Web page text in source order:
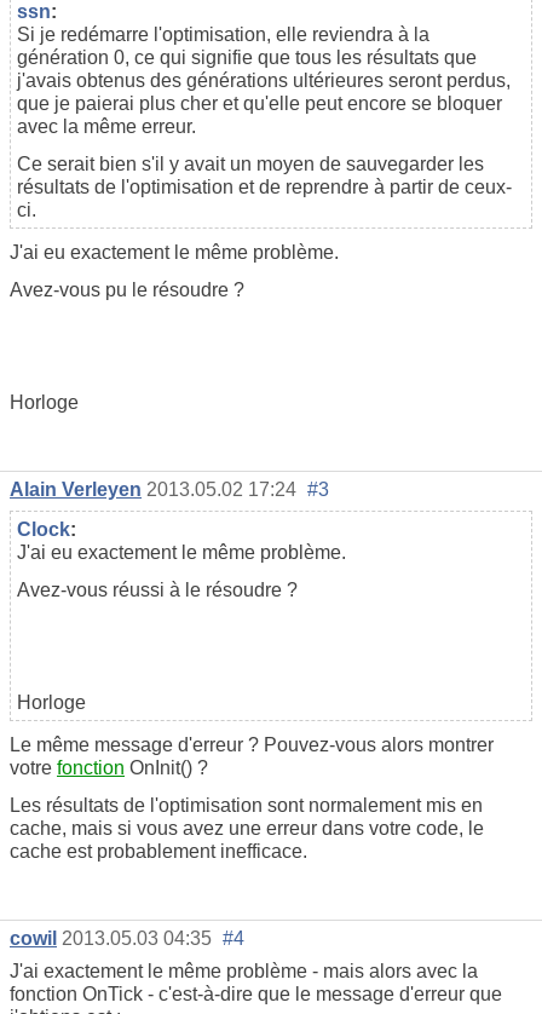
ssn:
Si je redémarre l'optimisation, elle reviendra à la
génération 0, ce qui signifie que tous les résultats que
j'avais obtenus des générations ultérieures seront perdus,
que je paierai plus cher et qu'elle peut encore se bloquer
avec la même erreur.
Ce serait bien s'il y avait un moyen de sauvegarder les
résultats de l'optimisation et de reprendre à partir de ceux-
ci.
J'ai eu exactement le même problème.
Avez-vous pu le résoudre ?
Horloge
Alain Verleyen 2013.05.02 17:24 #3
Clock:
J'ai eu exactement le même problème.
Avez-vous réussi à le résoudre ?
Horloge
Le même message d'erreur ? Pouvez-vous alors montrer
votre fonction OnInit() ?
Les résultats de l'optimisation sont normalement mis en
cache, mais si vous avez une erreur dans votre code, le
cache est probablement inefficace.
cowil 2013.05.03 04:35 #4
J'ai exactement le même problème - mais alors avec la
fonction OnTick - c'est-à-dire que le message d'erreur que